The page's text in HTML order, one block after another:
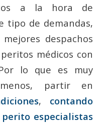
a la hora de
tipo de demandas,
despachos
médicos con
lo que es muy
partir en
, contando
especialistas